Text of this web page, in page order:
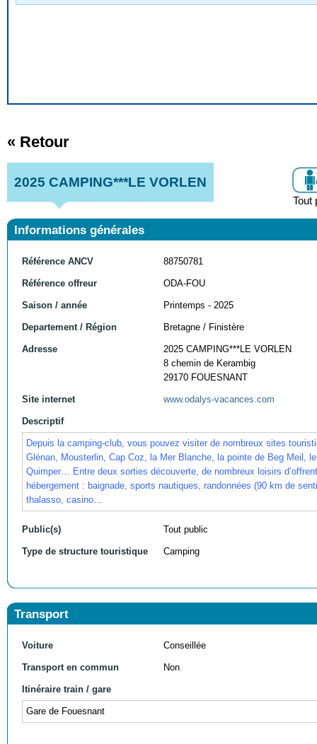
« Retour
2025 CAMPING***LE VORLEN
Tout
Informations générales
Référence ANCV 88750781
Référence offreur ODA-FOU
Saison / année Printemps - 2025
Departement / Région Bretagne / Finistère
Adresse
2025 CAMPING***LE VORLEN
8 chemin de Kerambig
29170 FOUESNANT
Site internet www.odalys-vacances.com
Descriptif
Depuis la camping-club, vous pouvez visiter de nombreux sites
Glénan, Mousterlin, Cap Coz, la Mer Blanche, la pointe de Beg Meil,
Quimper… Entre deux sorties découverte, de nombreux loisirs
hébergement : baignade, sports nautiques, randonnées (90 km de
thalasso, casino…
Public(s) Tout public
Type de structure touristique Camping
Transport
Voiture Conseillée
Transport en commun Non
Itinéraire train / gare
Gare de Fouesnant